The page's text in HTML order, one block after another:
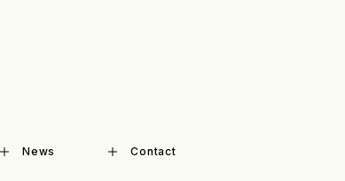
News Contact